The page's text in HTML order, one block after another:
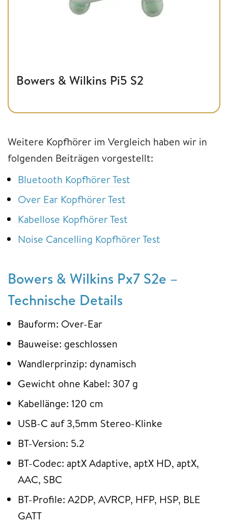
Bowers & Wilkins Pi5 S2
Weitere Kopfhörer im Vergleich haben wir in
folgenden Beiträgen vorgestellt:
Bluetooth Kopfhörer Test
Over Ear Kopfhörer Test
Kabellose Kopfhörer Test
Noise Cancelling Kopfhörer Test
Bowers & Wilkins Px7 S2e –
Technische Details
Bauform: Over-Ear
Bauweise: geschlossen
Wandlerprinzip: dynamisch
Gewicht ohne Kabel: 307 g
Kabellänge: 120 cm
USB-C auf 3,5mm Stereo-Klinke
BT-Version: 5.2
BT-Codec: aptX Adaptive, aptX HD, aptX,
AAC, SBC
BT-Profile: A2DP, AVRCP, HFP, HSP, BLE
GATT